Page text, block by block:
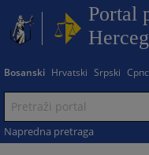
Portal
Bosanski Hrvatski Srpski
Napredna pretraga